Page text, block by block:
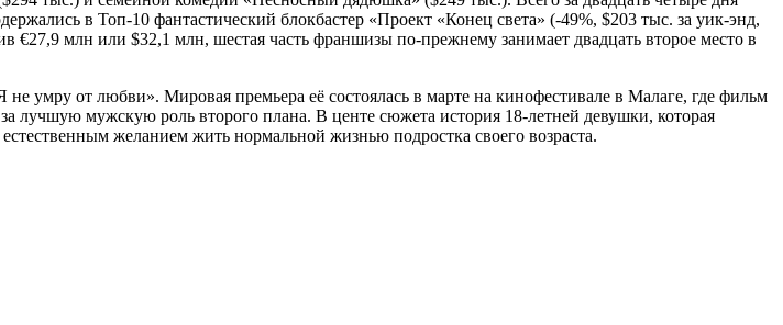
в Топ-10 фантастический блокбастер «Проект «Конец света» (-49%, $203 тыс. за уик-энд,
€27,9 млн или $32,1 млн, шестая часть франшизы по-прежнему занимает двадцать второе место в
умру от любви». Мировая премьера её состоялась в марте на кинофестивале в Малаге, где фильм
мужскую роль второго плана. В центе сюжета история 18-летней девушки, которая
желанием жить нормальной жизнью подростка своего возраста.